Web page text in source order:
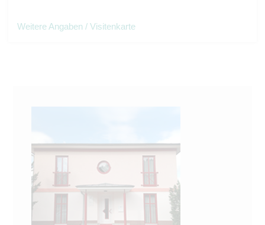
Weitere Angaben / Visitenkarte